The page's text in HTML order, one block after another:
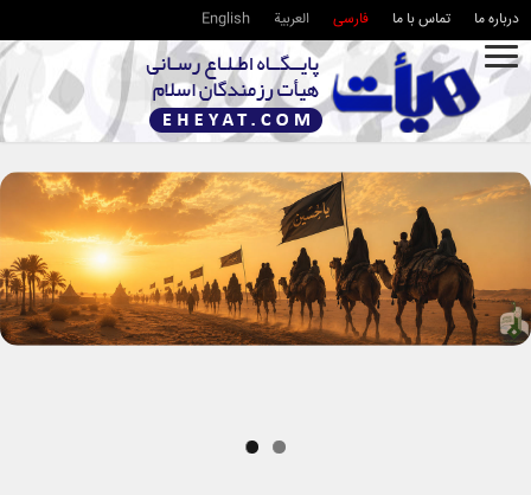
درباره ما تماس با ما فارسی العربية English